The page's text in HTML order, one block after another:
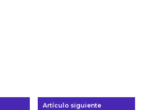
Artículo siguiente